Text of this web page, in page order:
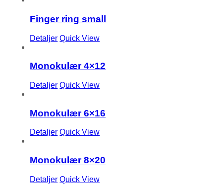
Finger ring small
Detaljer Quick View
Monokulær 4×12
Detaljer Quick View
Monokulær 6×16
Detaljer Quick View
Monokulær 8×20
Detaljer Quick View